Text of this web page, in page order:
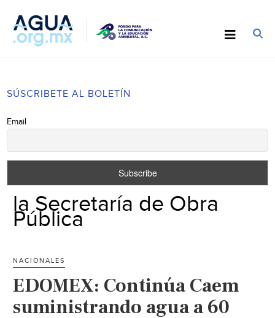
SÚSCRIBETE AL BOLETÍN
Email
la Secretaría de Obra
Pública
NACIONALES
EDOMEX: Continúa Caem
suministrando agua a 60